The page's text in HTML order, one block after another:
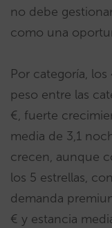
no debe
como una
Por categoría,
peso entre las
€, fuerte
media de 3,1
crecen, aunque
los 5 estrellas,
demanda
€ y estancia